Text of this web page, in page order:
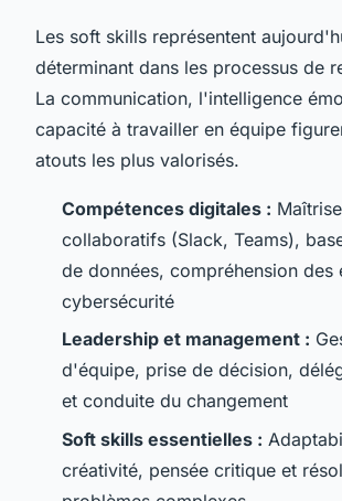
Les soft skills représentent
déterminant dans les processus de
La communication, l'intelligence
capacité à travailler en équipe
atouts les plus valorisés.
Compétences digitales :
collaboratifs (Slack, Teams),
de données, compréhension des
cybersécurité
Leadership et management :
d'équipe, prise de décision,
et conduite du changement
Soft skills essentielles :
créativité, pensée critique et